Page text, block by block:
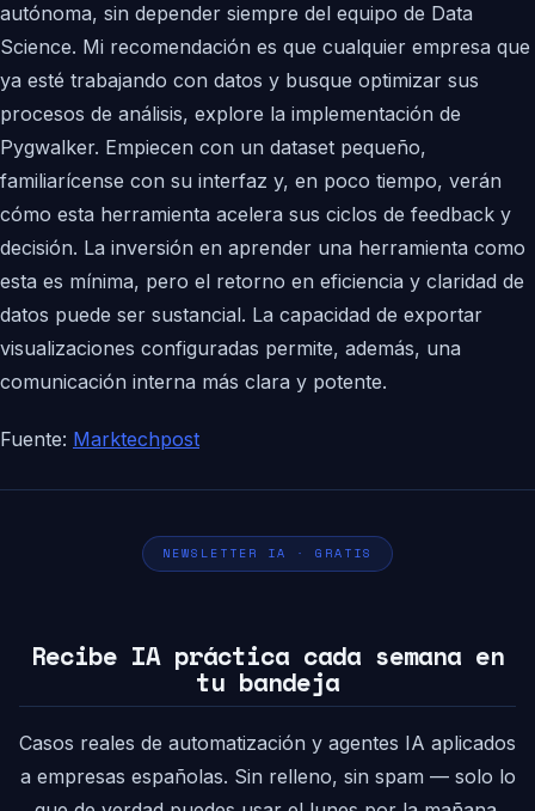
autónoma, sin depender siempre del equipo de Data
Science. Mi recomendación es que cualquier empresa que
ya esté trabajando con datos y busque optimizar sus
procesos de análisis, explore la implementación de
Pygwalker. Empiecen con un dataset pequeño,
familiarícense con su interfaz y, en poco tiempo, verán
cómo esta herramienta acelera sus ciclos de feedback y
decisión. La inversión en aprender una herramienta como
esta es mínima, pero el retorno en eficiencia y claridad de
datos puede ser sustancial. La capacidad de exportar
visualizaciones configuradas permite, además, una
comunicación interna más clara y potente.
Fuente: Marktechpost
NEWSLETTER IA · GRATIS
Recibe IA práctica cada semana en
tu bandeja
Casos reales de automatización y agentes IA aplicados
a empresas españolas. Sin relleno, sin spam — solo lo